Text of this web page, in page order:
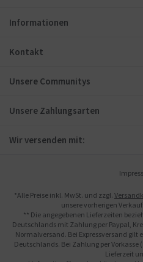
Informationen
Kontakt
Unsere Communitys
Unsere Zahlungsarten
Wir versenden mit:
*Alle Preise inkl. MwSt. und zzgl.
unsere vorherigen
** Die angegebenen Lieferzeiten
Deutschlands mit Zahlung per Paypal,
Normalversand. Bei Expressversand gilt
Deutschlands. Bei Zahlung per
Lieferzeit